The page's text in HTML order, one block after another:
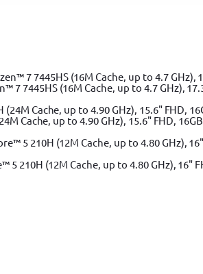
7 7445HS (16M Cache, up to 4.7 GHz),
Cache, up to 4.90 GHz), 15.6" FHD,
210H (12M Cache, up to 4.80 GHz), 16"